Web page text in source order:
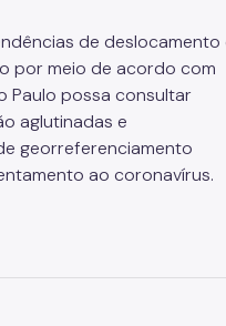
de deslocamento
por meio de acordo com
Paulo possa consultar
aglutinadas e
georreferenciamento
ao coronavírus.